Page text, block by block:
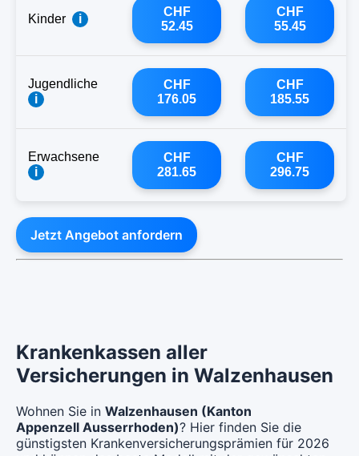
Kinder i
CHF
52.45
CHF
55.45
Jugendliche
i
CHF
176.05
CHF
185.55
Erwachsene
i
CHF
281.65
CHF
296.75
Jetzt Angebot anfordern
Krankenkassen aller
Versicherungen in Walzenhausen
Wohnen Sie in Walzenhausen (Kanton
Appenzell Ausserrhoden)? Hier finden Sie die
günstigsten Krankenversicherungsprämien für 2026